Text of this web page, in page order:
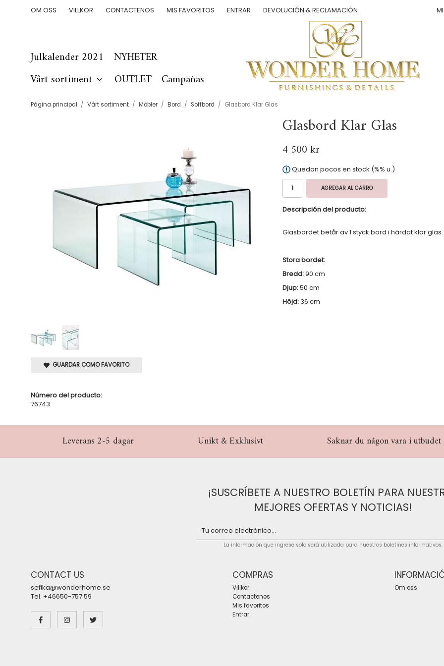
OM OSS VILLKOR CONTACTENOS MIS FAVORITOS ENTRAR DEVOLUCIÓN & RECLAMACIÓN
Julkalender 2021
NYHETER
Vårt sortiment
OUTLET Campañas
Página principal / Vårt sortiment / Möbler / Bord / Soffbord / Glasbord Klar Glas
Glasbord Klar Glas
4 500 kr
Quedan pocos en stock (%% u.)
AGREGAR AL CARRO
Descripción del producto:
Glasbordet betår av 1 styck bord i härdat klar glas.
Stora bordet:
Bredd:90 cm
Djup:50 cm
Höjd: 36 cm
GUARDAR COMO FAVORITO
Número del producto:
76743
Leverans 2-5 dagar Unikt & Exklusivt Saknar du någon vara i
¡SUSCRÍBETE A NUESTRO BOLETÍN PARA
MEJORES OFERTAS Y NOTICIAS!
La información que ingrese solo será utilizada para nuestros boletines informativos.
CONTACT US
sefika@wonderhome.se
Tel. +46650-757 59
COMPRAS
Villkor
Contactenos
Mis favoritos
Entrar
Om oss